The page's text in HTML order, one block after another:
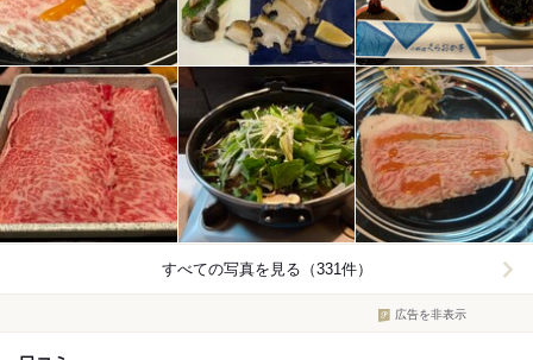
すべての写真を見る（331件）
広告を非表示